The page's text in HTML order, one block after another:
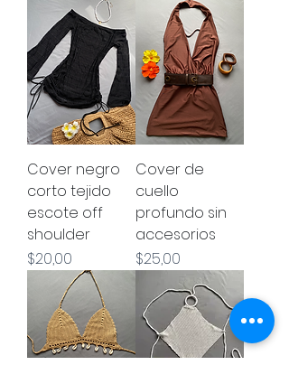
Cover negro
corto tejido
escote off
shoulder
Precio
$20,00
Cover de
cuello
profundo sin
accesorios
Precio
$25,00